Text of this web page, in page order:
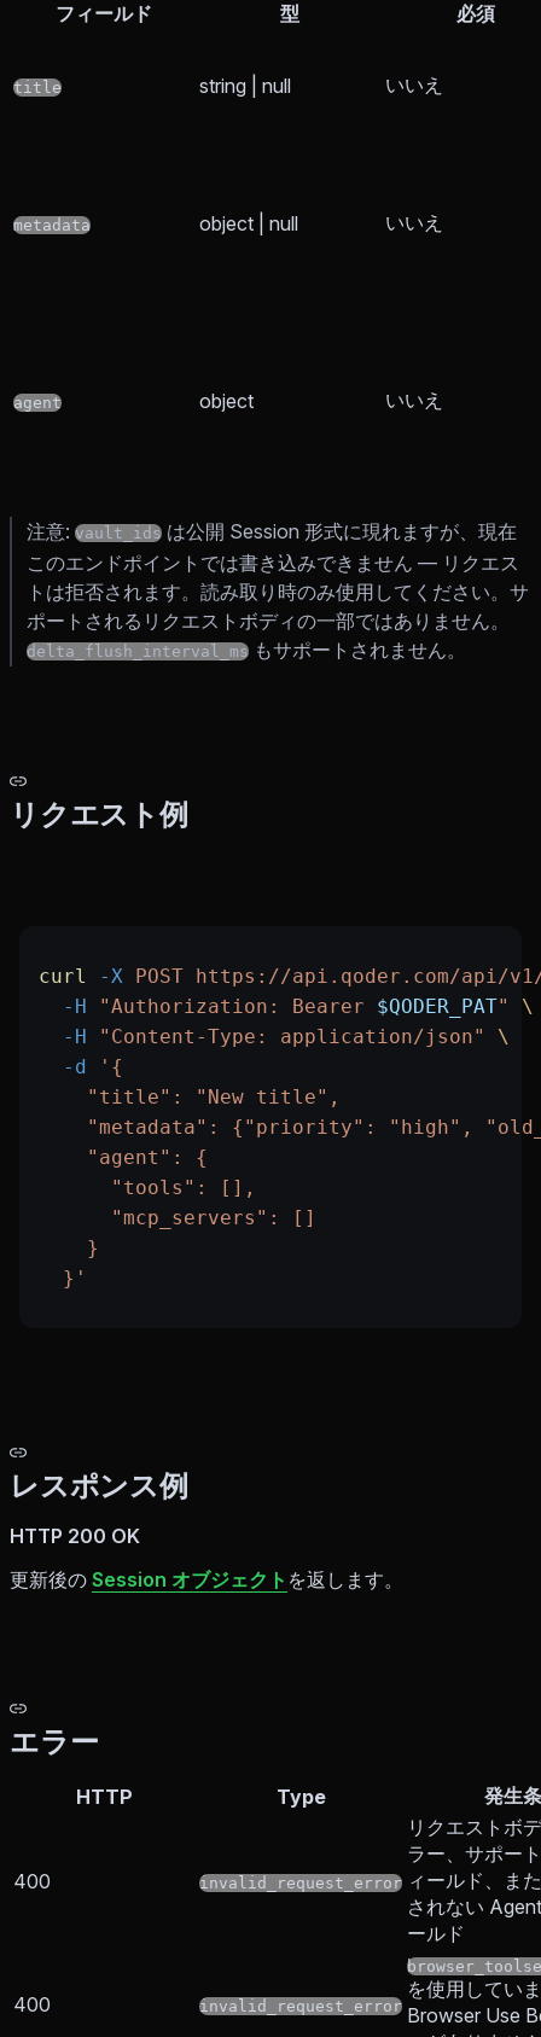
フィールド 型 必須
title string | null いいえ
metadata object | null いいえ
agent object いいえ
注意: vault_ids は公開 Session 形式に現れますが、現在
このエンドポイントでは書き込みできません — リクエス
トは拒否されます。読み取り時のみ使用してください。サ
ポートされるリクエストボディの一部ではありません。
delta_flush_interval_ms もサポートされません。
リクエスト例
curl -X POST https://api.qoder.com/api/v1/
  -H
"Authorization: Bearer $QODER_PAT"
\
  -H
"Content-Type: application/json"
\
  -d
'{
    "title": "New title",
"metadata": {"priority": "high",
    "agent": {
      "tools": [],
      "mcp_servers": []
    }
  }'
レスポンス例
HTTP 200 OK
更新後の Session オブジェクト を返します。
エラー
HTTP Type 発生
400 invalid_request_error
リクエストボ
ラー、サポー
ィールド、ま
されない
ールド
400 invalid_request_error
を使用してい
Browser Use